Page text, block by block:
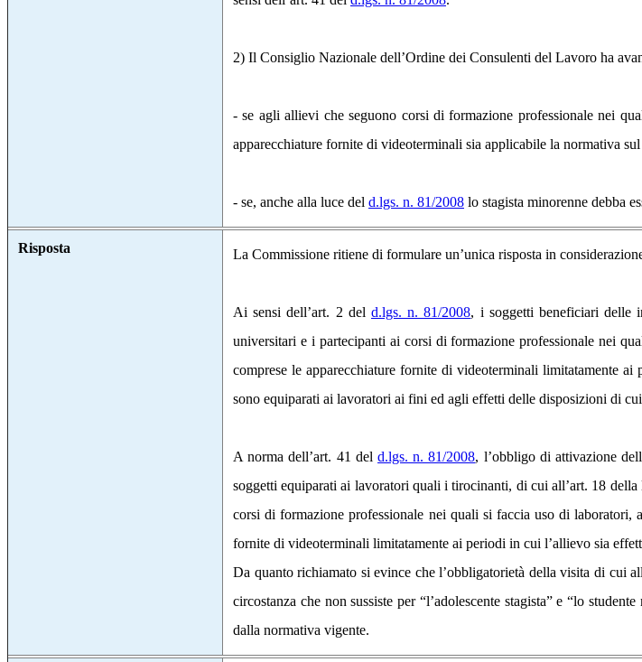
2) Il Consiglio Nazionale dell’Ordine dei Consulenti del Lavoro ha
- se agli allievi che seguono corsi di formazione professionale nei
apparecchiature fornite di videoterminali sia applicabile la normativa
- se, anche alla luce del d.lgs. n. 81/2008 lo stagista minorenne debba
Risposta La Commissione ritiene di formulare un’unica risposta in
Ai sensi dell’art. 2 del d.lgs. n. 81/2008, i soggetti beneficiari delle
universitari e i partecipanti ai corsi di formazione professionale nei
comprese le apparecchiature fornite di videoterminali limitatamente
sono equiparati ai lavoratori ai fini ed agli effetti delle disposizioni di
A norma dell’art. 41 deld.lgs. n. 81/2008, l’obbligo di attivazione
soggetti equiparati ai lavoratori quali i tirocinanti, di cui all’art. 18 della
corsi di formazione professionale nei quali si faccia uso di
fornite di videoterminali limitatamente ai periodi in cui l’allievo sia
Da quanto richiamato si evince che l’obbligatorietà della visita di cui
circostanza che non sussiste per “l’adolescente stagista” e “lo
dalla normativa vigente.